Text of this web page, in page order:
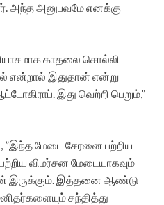
அந்த அனுபவமே எனக்கு
காதலை சொல்லி
என்றால் இதுதான் என்று
இது வெற்றி பெறும்,”
”இந்த மேடை சேரனை பற்றிய
விமர்சன மேடையாகவும்
இருக்கும். இத்தனை ஆண்டு
சந்தித்து